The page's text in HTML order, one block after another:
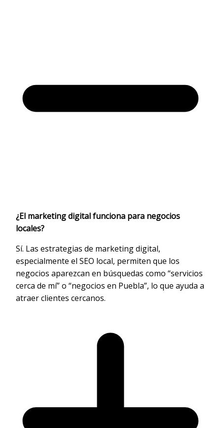
¿El marketing digital funciona para negocios
locales?
Sí. Las estrategias de marketing digital,
especialmente el SEO local, permiten que los
negocios aparezcan en búsquedas como “servicios
cerca de mí” o “negocios en Puebla”, lo que ayuda a
atraer clientes cercanos.